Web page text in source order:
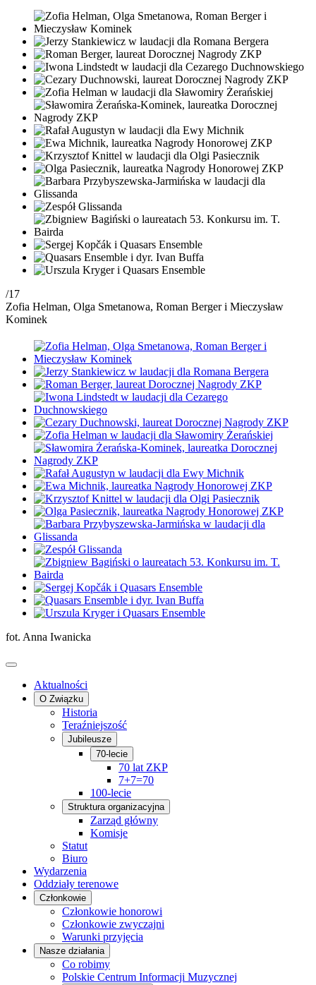
/17
Zofia Helman, Olga Smetanowa, Roman Berger i Mieczysław
Kominek
fot. Anna Iwanicka
Aktualności
O Związku
Historia
Teraźniejszość
Jubileusze
70-lecie
70 lat ZKP
7+7=70
100-lecie
Struktura organizacyjna
Zarząd główny
Komisje
Statut
Biuro
Wydarzenia
Oddziały terenowe
Członkowie
Członkowie honorowi
Członkowie zwyczajni
Warunki przyjęcia
Nasze działania
Co robimy
Polskie Centrum Informacji Muzycznej